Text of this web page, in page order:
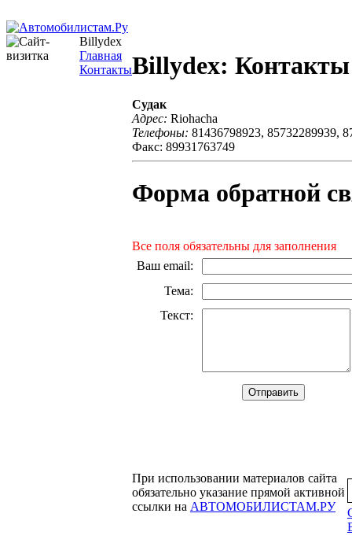
Billydex
Главная
КонтактыBillydex: Контакты
Судак
Адрес: Riohacha
Телефоны: 81436798923, 85732289939,
Факс: 89931763749
Форма обратной
Все поля обязательны для заполнения
Ваш email:
Тема:
Текст:
При использовании материалов сайта
обязательно указание прямой активной
ссылки на АВТОМОБИЛИСТАМ.РУ